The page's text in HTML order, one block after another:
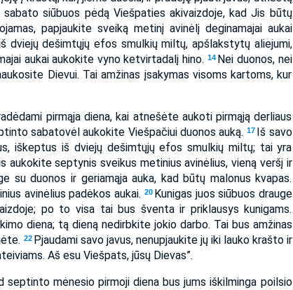
sabato siūbuos pėdą Viešpaties akivaizdoje, kad Jis būtų
papjaukite sveiką metinį avinėlį deginamajai aukai
dviejų dešimtųjų efos smulkių miltų, apšlakstytų aliejumi,
aukai aukokite vyno ketvirtadalį hino. 14 Nei duonos, nei
Dievui. Tai amžinas įsakymas visoms kartoms, kur
pirmąja diena, kai atnešėte aukoti pirmąją derliaus
sabato­vėl aukokite Viešpačiui duonos auką. 17 Iš savo
iškeptus iš dviejų dešimtųjų efos smulkių miltų; tai yra
aukokite septynis sveikus metinius avinėlius, vieną veršį ir
su duonos ir geriamąja auka, kad būtų malonus kvapas.
avinėlius padėkos aukai. 20 Kunigas juos siūbuos drauge
po to visa tai bus šventa ir priklausys kunigams.
diena; tą dieną nedirbkite jokio darbo. Tai bus amžinas
22 Pjaudami savo javus, nenupjaukite jų iki lauko krašto ir
Aš esu Viešpats, jūsų Dievas”.
septinto mėnesio pirmoji diena bus jums iškilminga poilsio